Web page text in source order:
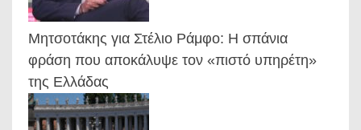
Μητσοτάκης για Στέλιο Ράμφο: Η σπάνια
φράση που αποκάλυψε τον «πιστό υπηρέτη»
της Ελλάδας